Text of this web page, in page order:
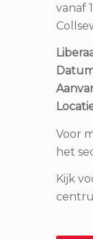
vanaf
Voor
het
Kijk